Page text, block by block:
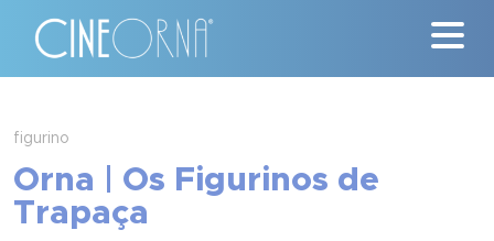
News
figurino
Orna | Os Figurinos de
Trapaça